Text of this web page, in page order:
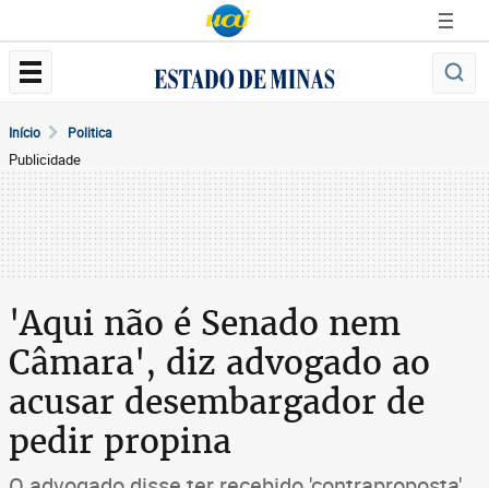
Início Politica
Publicidade
'Aqui não é Senado nem
Câmara', diz advogado ao
acusar desembargador de
pedir propina